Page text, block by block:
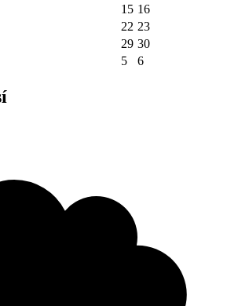
15 16
22 23
29 30
5 6